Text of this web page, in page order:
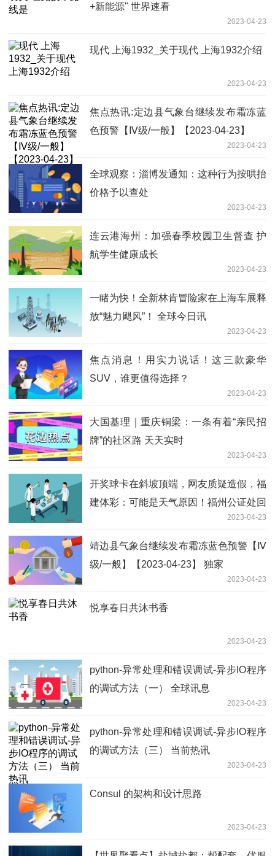
+新能源" 世界速看
2023-04-23
现代 上海1932_关于现代 上海1932介绍
2023-04-23
焦点热讯:定边县气象台继续发布霜冻蓝
色预警【Ⅳ级/一般】【2023-04-23】
2023-04-23
全球观察：淄博发通知：这种行为按哄抬
价格予以查处
2023-04-23
连云港海州：加强春季校园卫生督查 护
航学生健康成长
2023-04-23
一睹为快！全新林肯冒险家在上海车展释
放“魅力飓风”！ 全球今日讯
2023-04-23
焦点消息！用实力说话！这三款豪华
SUV，谁更值得选择？
2023-04-23
大国基理｜重庆铜梁：一条有着“亲民招
牌”的社区路 天天实时
2023-04-23
开奖球卡在斜坡顶端，网友质疑造假，福
建体彩：可能是天气原因！福州公证处回
2023-04-23
靖边县气象台继续发布霜冻蓝色预警【Ⅳ
级/一般】【2023-04-23】 独家
2023-04-23
悦享春日共沐书香
2023-04-23
python-异常处理和错误调试-异步IO程序
的调试方法（一） 全球讯息
2023-04-23
python-异常处理和错误调试-异步IO程序
的调试方法（三） 当前热讯
2023-04-23
Consul 的架构和设计思路
2023-04-23